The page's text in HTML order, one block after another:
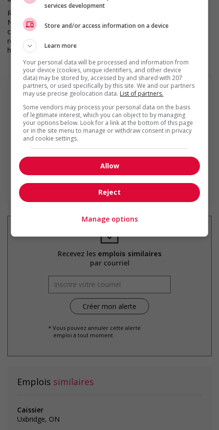
RONA est déterminée à encourager la diversité et l’inclusion.
Nous étudions la demande d’emploi de l’ensemble des
candidat(e)s qualifié(e)s, sans égard à leur race, couleur,
religion, orientation sexuelle, genre, nationalité d’origine, âge,
handicap ou tout autre statut protégé.
Rona+
RONA inc. est un chef de file du secteur de la rénovation
résidentielle au Canada dont le siège social est établi à
Boucherville, au Québec. Le réseau RONA exploite ou
dessert quelque 425 magasins corporatifs et affiliés sous
les enseignes...
En savoir plus
Recevez les emplois similaires
par courriel
* Vous pouvez annuler cette alerte
emploi à tout moment
Emplois similaires
Caissier
Uxbridge, ON
services development
Store and/or access information on a device
Learn more
Your personal data will be processed and information from
your device (cookies, unique identifiers, and other device
data) may be stored by, accessed by and shared with 207
partners, or used specifically by this site. We and our partners
may use precise geolocation data. List of partners.
Some vendors may process your personal data on the basis
of legitimate interest, which you can object to by managing
your options below. Look for a link at the bottom of this page
or in the site menu to manage or withdraw consent in privacy
and cookie settings.
Allow
Reject
Manage options